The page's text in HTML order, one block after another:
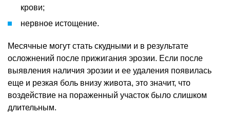
крови;
нервное истощение.
Месячные могут стать скудными и в результате
осложнений после прижигания эрозии. Если после
выявления наличия эрозии и ее удаления появилась
еще и резкая боль внизу живота, это значит, что
воздействие на пораженный участок было слишком
длительным.